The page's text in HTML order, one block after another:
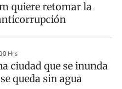
quiere retomar la
Hrs
ciudad que se inunda
queda sin agua